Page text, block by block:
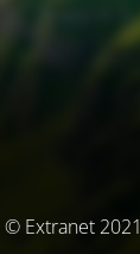
© Extranet 2021